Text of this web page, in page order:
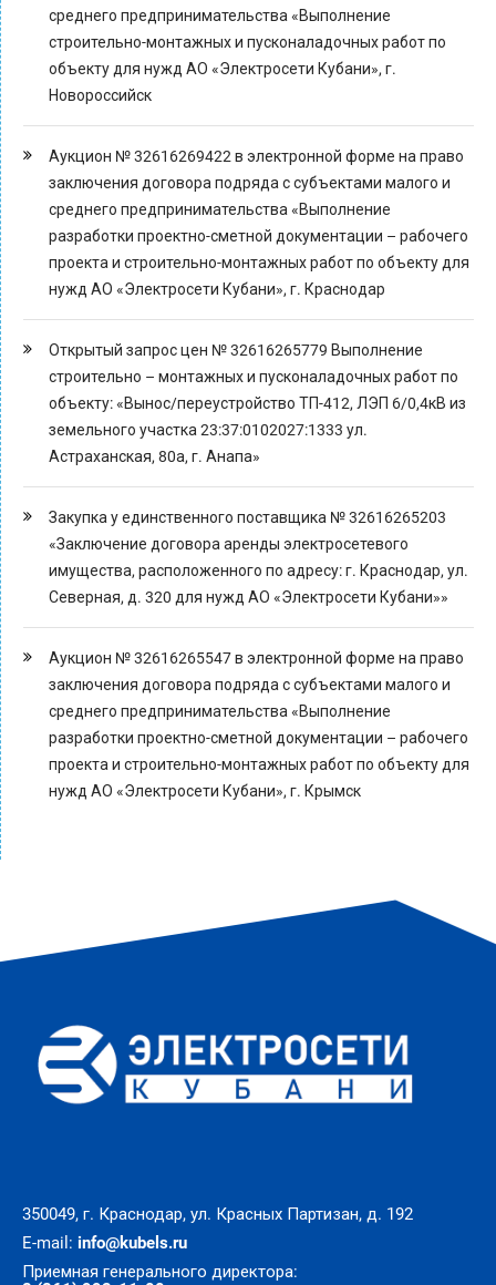
среднего предпринимательства «Выполнение
строительно-монтажных и пусконаладочных работ по
объекту для нужд АО «Электросети Кубани», г.
Новороссийск
Аукцион № 32616269422 в электронной форме на право
заключения договора подряда с субъектами малого и
среднего предпринимательства «Выполнение
разработки проектно-сметной документации – рабочего
проекта и строительно-монтажных работ по объекту для
нужд АО «Электросети Кубани», г. Краснодар
Открытый запрос цен № 32616265779 Выполнение
строительно – монтажных и пусконаладочных работ по
объекту: «Вынос/переустройство ТП-412, ЛЭП 6/0,4кВ из
земельного участка 23:37:0102027:1333 ул.
Астраханская, 80а, г. Анапа»
Закупка у единственного поставщика № 32616265203
«Заключение договора аренды электросетевого
имущества, расположенного по адресу: г. Краснодар, ул.
Северная, д. 320 для нужд АО «Электросети Кубани»»
Аукцион № 32616265547 в электронной форме на право
заключения договора подряда с субъектами малого и
среднего предпринимательства «Выполнение
разработки проектно-сметной документации – рабочего
проекта и строительно-монтажных работ по объекту для
нужд АО «Электросети Кубани», г. Крымск
350049, г. Краснодар, ул. Красных Партизан, д. 192
E-mail: info@kubels.ru
Приемная генерального директора: